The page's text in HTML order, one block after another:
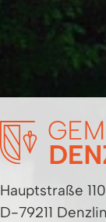
Hauptstraße 110
D-79211